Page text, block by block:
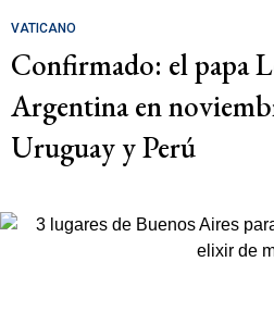
VATICANO
Confirmado: el papa
Argentina en
Uruguay y Perú